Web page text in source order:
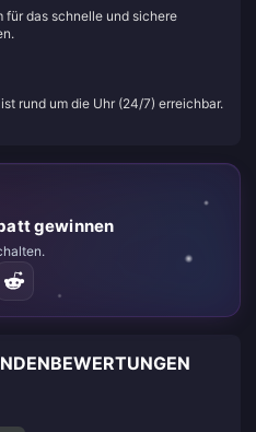
für das schnelle und sichere
rund um die Uhr (24/7) erreichbar.
gewinnen